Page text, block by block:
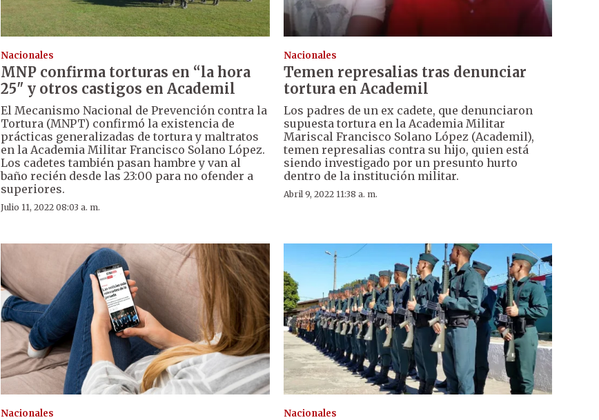
Nacionales
MNP confirma torturas en “la hora
25" y otros castigos en Academil
El Mecanismo Nacional de Prevención contra la
Tortura (MNPT) confirmó la existencia de
prácticas generalizadas de tortura y maltratos
en la Academia Militar Francisco Solano López.
Los cadetes también pasan hambre y van al
baño recién desde las 23:00 para no ofender a
superiores.
Julio 11, 2022 08:03 a. m.
Nacionales
Temen represalias tras denunciar
tortura en Academil
Los padres de un ex cadete, que denunciaron
supuesta tortura en la Academia Militar
Mariscal Francisco Solano López (Academil),
temen represalias contra su hijo, quien está
siendo investigado por un presunto hurto
dentro de la institución militar.
Abril 9, 2022 11:38 a. m.
Nacionales Nacionales